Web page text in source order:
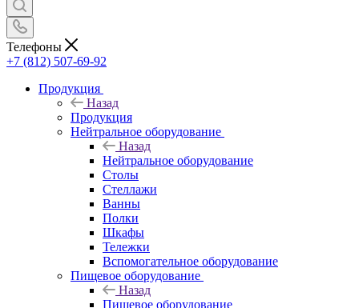
Телефоны
+7 (812) 507-69-92
Продукция
Назад
Продукция
Нейтральное оборудование
Назад
Нейтральное оборудование
Столы
Стеллажи
Ванны
Полки
Шкафы
Тележки
Вспомогательное оборудование
Пищевое оборудование
Назад
Пищевое оборудование